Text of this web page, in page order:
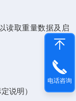
读取重量数据及启
说明）
电话咨询